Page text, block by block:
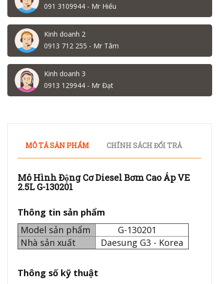
091 3109944 - Mr Hiếu
Kinh doanh 2
0913 712 255 - Mr Tâm
Kinh doanh 3
0913 129944 - Mr Đạt
MÔ TẢ SẢN PHẨM CHÍNH SÁCH ĐỔI TRẢ
Mô Hình Động Cơ Diesel Bơm Cao Áp VE
2.5L G-130201
Thông tin sản phẩm
Model sản phẩm
G-130201
Nhà sản xuất
Daesung G3 - Korea
Thông số kỹ thuật